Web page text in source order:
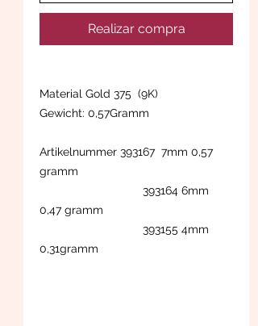
Realizar compra
Material Gold 375 (9K)
Gewicht: 0,57Gramm
Artikelnummer 393167 7mm 0,57
gramm
393164 6mm
0,47 gramm
393155 4mm
0,31gramm